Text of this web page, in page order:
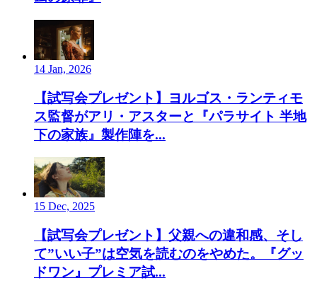
14 Jan, 2026
【試写会プレゼント】ヨルゴス・ランティモ
ス監督がアリ・アスターと『パラサイト 半地
下の家族』製作陣を...
15 Dec, 2025
【試写会プレゼント】父親への違和感、そし
て”いい子”は空気を読むのをやめた。『グッ
ドワン』プレミア試...